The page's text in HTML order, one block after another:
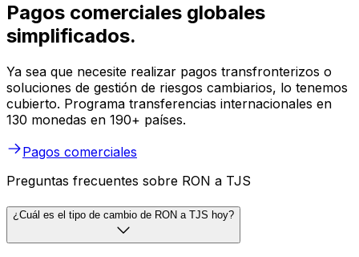
Pagos comerciales globales
simplificados.
Ya sea que necesite realizar pagos transfronterizos o
soluciones de gestión de riesgos cambiarios, lo tenemos
cubierto. Programa transferencias internacionales en
130 monedas en 190+ países.
Pagos comerciales
Preguntas frecuentes sobre RON a TJS
¿Cuál es el tipo de cambio de RON a TJS hoy?